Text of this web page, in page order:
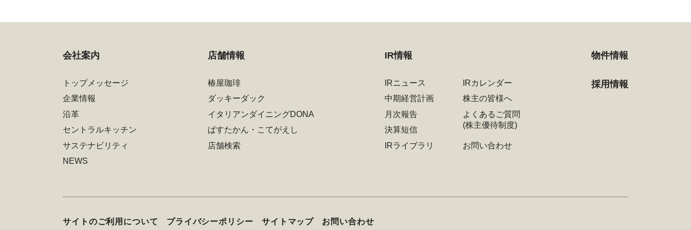
会社案内
トップメッセージ
企業情報
沿革
セントラルキッチン
サステナビリティ
NEWS
店舗情報
椿屋珈琲
ダッキーダック
イタリアンダイニングDONA
ぱすたかん・こてがえし
店舗検索
IR情報
IRニュース
IRカレンダー
中期経営計画
株主の皆様へ
月次報告
決算短信
よくあるご質問
(株主優待制度)
IRライブラリ お問い合わせ
物件情報
採用情報
サイトのご利用について プライバシーポリシー サイトマップ お問い合わせ